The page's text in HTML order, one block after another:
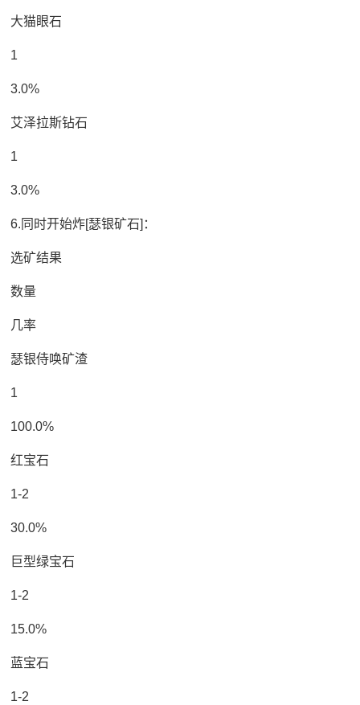
大猫眼石
1
3.0%
艾泽拉斯钻石
1
3.0%
6.同时开始炸[瑟银矿石]：
选矿结果
数量
几率
瑟银侍唤矿渣
1
100.0%
红宝石
1-2
30.0%
巨型绿宝石
1-2
15.0%
蓝宝石
1-2